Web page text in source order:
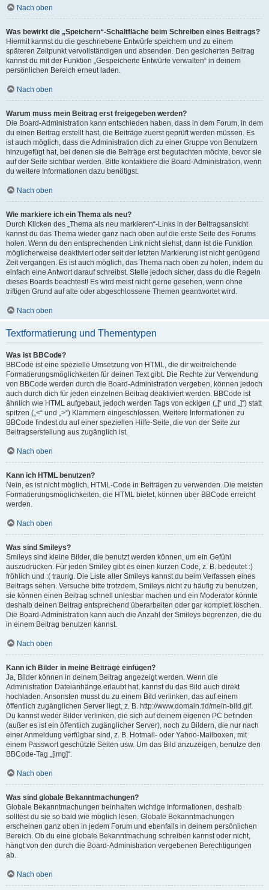
Nach oben
Was bewirkt die „Speichern“-Schaltfläche beim Schreiben eines Beitrags?
Hiermit kannst du die geschriebene Entwürfe speichern und zu einem
späteren Zeitpunkt vervollständigen und absenden. Den gesicherten Beitrag
kannst du mit der Funktion „Gespeicherte Entwürfe verwalten“ in deinem
persönlichen Bereich erneut laden.
Nach oben
Warum muss mein Beitrag erst freigegeben werden?
Die Board-Administration kann entschieden haben, dass in dem Forum, in dem
du einen Beitrag erstellt hast, die Beiträge zuerst geprüft werden müssen. Es
ist auch möglich, dass die Administration dich zu einer Gruppe von Benutzern
hinzugefügt hat, bei denen sie die Beiträge erst begutachten möchte, bevor sie
auf der Seite sichtbar werden. Bitte kontaktiere die Board-Administration, wenn
du weitere Informationen dazu benötigst.
Nach oben
Wie markiere ich ein Thema als neu?
Durch Klicken des „Thema als neu markieren“-Links in der Beitragsansicht
kannst du das Thema wieder ganz nach oben auf die erste Seite des Forums
holen. Wenn du den entsprechenden Link nicht siehst, dann ist die Funktion
möglicherweise deaktiviert oder seit der letzten Markierung ist nicht genügend
Zeit vergangen. Es ist auch möglich, das Thema nach oben zu holen, indem du
einfach eine Antwort darauf schreibst. Stelle jedoch sicher, dass du die Regeln
dieses Boards beachtest! Es wird meist nicht gerne gesehen, wenn ohne
triftigen Grund auf alte oder abgeschlossene Themen geantwortet wird.
Nach oben
Textformatierung und Thementypen
Was ist BBCode?
BBCode ist eine spezielle Umsetzung von HTML, die dir weitreichende
Formatierungsmöglichkeiten für deinen Text gibt. Die Rechte zur Verwendung
von BBCode werden durch die Board-Administration vergeben, können jedoch
auch durch dich für jeden einzelnen Beitrag deaktiviert werden. BBCode ist
ähnlich wie HTML aufgebaut, jedoch werden Tags von eckigen („[“ und „]“) statt
spitzen („<“ und „>“) Klammern eingeschlossen. Weitere Informationen zu
BBCode findest du auf einer speziellen Hilfe-Seite, die von der Seite zur
Beitragserstellung aus zugänglich ist.
Nach oben
Kann ich HTML benutzen?
Nein, es ist nicht möglich, HTML-Code in Beiträgen zu verwenden. Die meisten
Formatierungsmöglichkeiten, die HTML bietet, können über BBCode erreicht
werden.
Nach oben
Was sind Smileys?
Smileys sind kleine Bilder, die benutzt werden können, um ein Gefühl
auszudrücken. Für jeden Smiley gibt es einen kurzen Code, z. B. bedeutet :)
fröhlich und :( traurig. Die Liste aller Smileys kannst du beim Verfassen eines
Beitrags sehen. Versuche bitte trotzdem, Smileys nicht zu häufig zu benutzen,
sie können einen Beitrag schnell unlesbar machen und ein Moderator könnte
deshalb deinen Beitrag entsprechend überarbeiten oder gar komplett löschen.
Die Board-Administration kann auch die Anzahl der Smileys begrenzen, die du
in einem Beitrag benutzen kannst.
Nach oben
Kann ich Bilder in meine Beiträge einfügen?
Ja, Bilder können in deinem Beitrag angezeigt werden. Wenn die
Administration Dateianhänge erlaubt hat, kannst du das Bild auch direkt
hochladen. Ansonsten musst du zu einem Bild verlinken, das auf einem
öffentlich zugänglichen Server liegt, z. B. http://www.domain.tld/mein-bild.gif.
Du kannst weder Bilder verlinken, die sich auf deinem eigenen PC befinden
(außer es ist ein öffentlich zugänglicher Server), noch zu Bildern, die nur nach
einer Anmeldung verfügbar sind, z. B. Hotmail- oder Yahoo-Mailboxen, mit
einem Passwort geschützte Seiten usw. Um das Bild anzuzeigen, benutze den
BBCode-Tag „[img]“.
Nach oben
Was sind globale Bekanntmachungen?
Globale Bekanntmachungen beinhalten wichtige Informationen, deshalb
solltest du sie so bald wie möglich lesen. Globale Bekanntmachungen
erscheinen ganz oben in jedem Forum und ebenfalls in deinem persönlichen
Bereich. Ob du eine globale Bekanntmachung schreiben kannst oder nicht,
hängt von den durch die Board-Administration vergebenen Berechtigungen
ab.
Nach oben